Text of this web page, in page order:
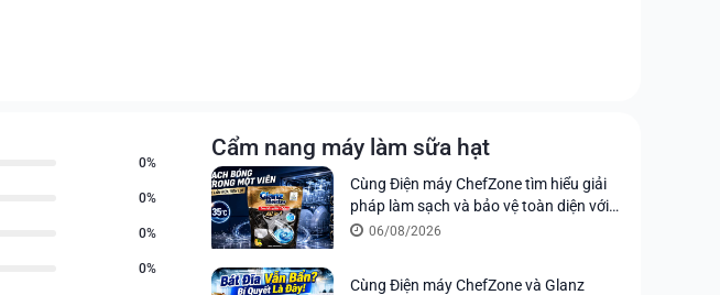
0%
0%
0%
0%
Cẩm nang máy làm sữa hạt
Cùng Điện máy ChefZone tìm hiểu giải
pháp làm sạch và bảo vệ toàn diện với
viên rửa chén Glanz Meister All in 1
06/08/2026
Cùng Điện máy ChefZone và Glanz